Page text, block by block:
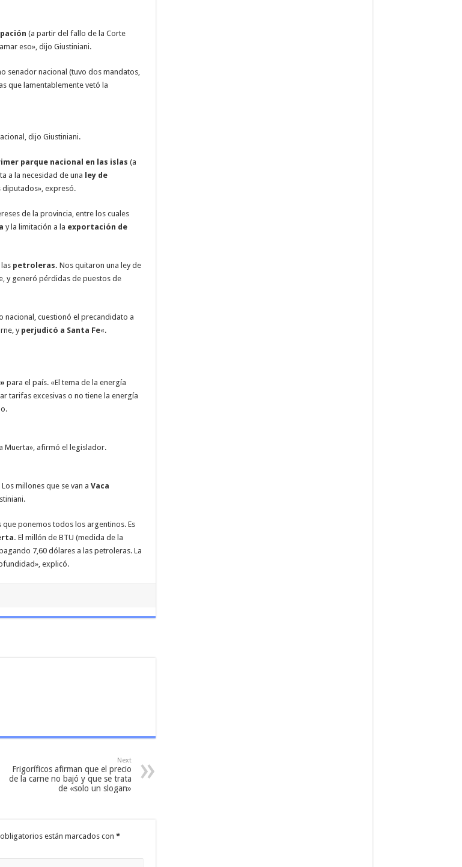
(a partir del fallo de la Corte
eso», dijo Giustiniani.
senador nacional (tuvo dos mandatos,
que lamentablemente vetó la
dijo Giustiniani.
parque nacional en las islas (a
a la necesidad de una ley de
diputados», expresó.
de la provincia, entre los cuales
y la limitación a la exportación de
petroleras. Nos quitaron una ley de
y generó pérdidas de puestos de
cuestionó el precandidato a
yperjudicó a Santa Fe«.
para el país. «El tema de la energía
tarifas excesivas o no tiene la energía
Muerta», afirmó el legislador.
millones que se van a Vaca
ponemos todos los argentinos. Es
El millón de BTU (medida de la
7,60 dólares a las petroleras. La
explicó.
Next
Frigoríficos afirman que el precio
de la carne no bajó y que se trata
de «solo un slogan»
están marcados con *